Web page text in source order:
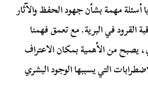
أسئلة مهمة بشأن جهود الحفظ والآثار
القرود في البرية. مع تعمق فهمنا
يصبح من الأهمية بمكان الاعتراف
التي يسببها الوجود البشري